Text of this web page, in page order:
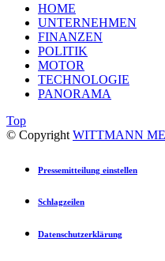
HOME
UNTERNEHMEN
FINANZEN
POLITIK
MOTOR
TECHNOLOGIE
PANORAMA
Top
© Copyright WITTMANN
Pressemitteilung einstellen
Schlagzeilen
Datenschutzerklärung